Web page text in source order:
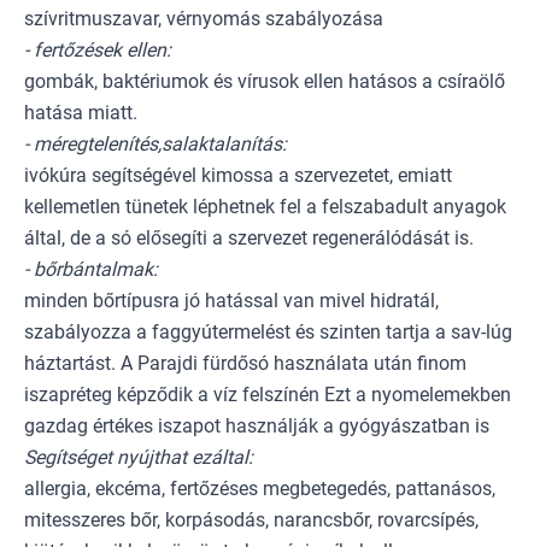
szívritmuszavar, vérnyomás szabályozása
- fertőzések ellen:
gombák, baktériumok és vírusok ellen hatásos a csíraölő
hatása miatt.
- méregtelenítés,salaktalanítás:
ivókúra segítségével kimossa a szervezetet, emiatt
kellemetlen tünetek léphetnek fel a felszabadult anyagok
által, de a só elősegíti a szervezet regenerálódását is.
- bőrbántalmak:
minden bőrtípusra jó hatással van mivel hidratál,
szabályozza a faggyútermelést és szinten tartja a sav-lúg
háztartást. A Parajdi fürdősó használata után finom
iszapréteg képződik a víz felszínén Ezt a nyomelemekben
gazdag értékes iszapot használják a gyógyászatban is
Segítséget nyújthat ezáltal:
allergia, ekcéma, fertőzéses megbetegedés, pattanásos,
mitesszeres bőr, korpásodás, narancsbőr, rovarcsípés,